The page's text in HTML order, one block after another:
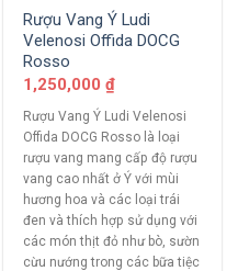
Rượu Vang Ý Ludi
Velenosi Offida DOCG
Rosso
1,250,000 ₫
Rượu Vang Ý Ludi Velenosi
Offida DOCG Rosso là loại
rượu vang mang cấp độ rượu
vang cao nhất ở Ý với mùi
hương hoa và các loại trái
đen và thích hợp sử dụng với
các món thịt đỏ như bò, sườn
cừu nướng trong các bữa tiệc